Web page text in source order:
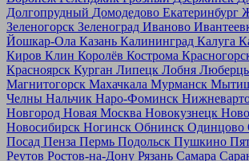
Долгопрудный Домодедово Екатеринбург
Зеленогорск Зеленоград Иваново
Йошкар-Ола Казань Калининград Калуга
Киров Клин Королёв Кострома
Красноярск Курган Липецк Лобня
Магнитогорск Махачкала Мурманск
Челны Нальчик Наро-Фоминск
Новгород Новая Москва Новокузнецк
Новосибирск Ногинск Обнинск Одинцово
Посад Пенза Пермь Подольск Пушкино
Реутов Ростов-на-Дону Рязань Самара